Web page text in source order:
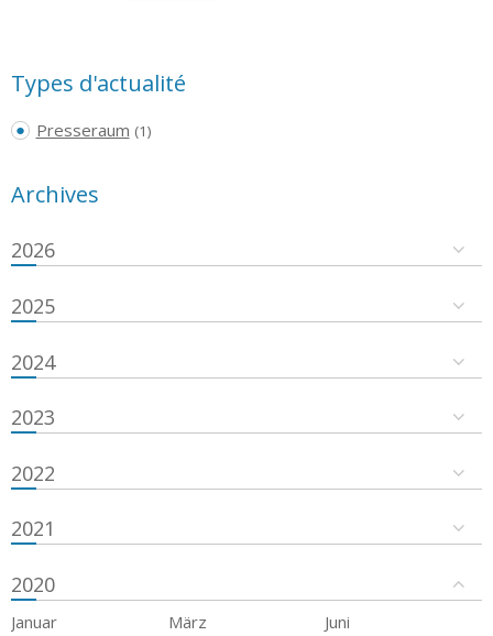
Types d'actualité
Presseraum (1)
Archives
2026
2025
2024
2023
2022
2021
2020
Januar März
Juni